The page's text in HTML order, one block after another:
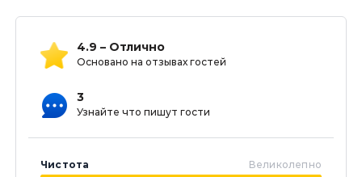
4.9 – Отлично
Основано на отзывах гостей
3
Узнайте что пишут гости
Чистота Великолепно